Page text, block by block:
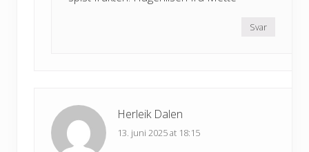
Svar
Herleik Dalen
13. juni 2025 at 18:15